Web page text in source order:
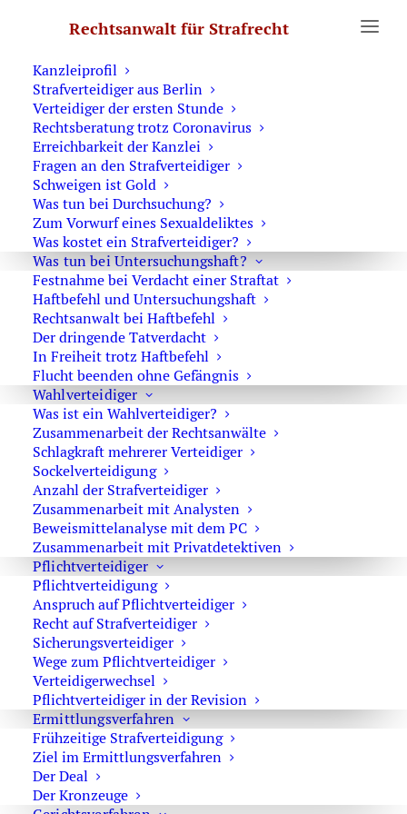
Rechtsanwalt für Strafrecht
Was Sie wissen sollten
Kanzleiprofil
Strafverteidiger aus Berlin
Verteidiger der ersten Stunde
Rechtsberatung trotz Coronavirus
Erreichbarkeit der Kanzlei
Fragen an den Strafverteidiger
Schweigen ist Gold
Was tun bei Durchsuchung?
Zum Vorwurf eines Sexualdeliktes
Was kostet ein Strafverteidiger?
Was tun bei Untersuchungshaft?
Festnahme bei Verdacht einer Straftat
Haftbefehl und Untersuchungshaft
Rechtsanwalt bei Haftbefehl
Der dringende Tatverdacht
In Freiheit trotz Haftbefehl
Flucht beenden ohne Gefängnis
Wahlverteidiger
Was ist ein Wahlverteidiger?
Zusammenarbeit der Rechtsanwälte
Schlagkraft mehrerer Verteidiger
Sockelverteidigung
Anzahl der Strafverteidiger
Zusammenarbeit mit Analysten
Beweismittelanalyse mit dem PC
Zusammenarbeit mit Privatdetektiven
Pflichtverteidiger
Pflichtverteidigung
Anspruch auf Pflichtverteidiger
Recht auf Strafverteidiger
Sicherungsverteidiger
Wege zum Pflichtverteidiger
Verteidigerwechsel
Pflichtverteidiger in der Revision
Ermittlungsverfahren
Frühzeitige Strafverteidigung
Ziel im Ermittlungsverfahren
Der Deal
Der Kronzeuge
Home Archive by Category "Hauptverhandlung"
Das Recht des Angeklagten zur
Teilnahme an der Verhandlung
Strafverteidiger-Notruf (z. B. bei
Festnahme oder
Hausdurchsuchungen):
0171 65 43 669
Sie erreichen die Anwaltskanzlei an den
Wochentagen über das Sekretariat.
Die Sekretärinnen sind zur Verschwiegenheit
verpflichtet. Erforderliche Erstinformationen
können Sie ihnen anvertrauen.
Rechtsanwalt Oliver Marson
Adresse: Kurfürstendamm 66, 10707 Berlin
Telefon:+49 30 720 22 970
Fax +49 30 720 22 771
E-Mail:marson@anwaltmarson.de